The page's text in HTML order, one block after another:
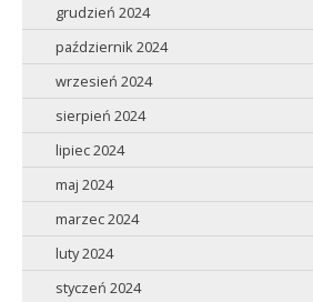
grudzień 2024
październik 2024
wrzesień 2024
sierpień 2024
lipiec 2024
maj 2024
marzec 2024
luty 2024
styczeń 2024